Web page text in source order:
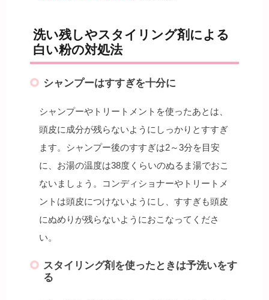
洗い残しやスタイリング剤による
白い粉の対処法
シャンプーはすすぎを十分に
シャンプーやトリートメントを使ったあとは、
頭皮に成分が残らないようにしっかりとすすぎ
ます。シャンプー後のすすぎは2～3分を目安
に、お湯の温度は38度くらいのぬるま湯でおこ
ないましょう。コンディショナーやトリートメ
ントは頭皮につけないようにし、すすぎも頭皮
にぬめりが残らないようにおこなってくださ
い。
スタイリング剤を使ったときは予洗いをす
る